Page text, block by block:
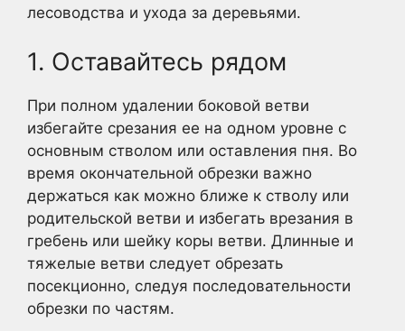
лесоводства и ухода за деревьями.
1. Оставайтесь рядом
При полном удалении боковой ветви
избегайте срезания ее на одном уровне с
основным стволом или оставления пня. Во
время окончательной обрезки важно
держаться как можно ближе к стволу или
родительской ветви и избегать врезания в
гребень или шейку коры ветви. Длинные и
тяжелые ветви следует обрезать
посекционно, следуя последовательности
обрезки по частям.